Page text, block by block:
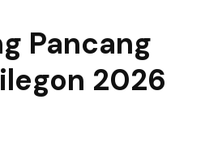
Pancang
2026